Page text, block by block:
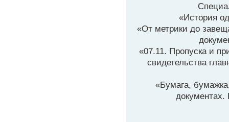
«История
«От метрики до
«07.11. Пропуска и
свидетельства
«Бумага,
документах.